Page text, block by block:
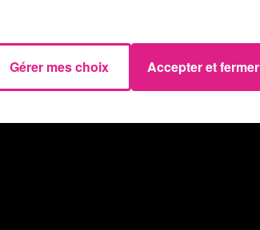
Gérer mes choix Accepter et fermer